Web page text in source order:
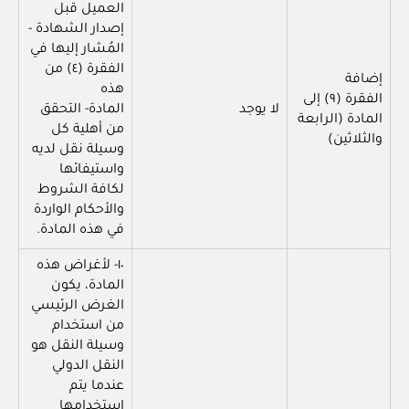
إضافة
الفقرة (٩) إلى
المادة (الرابعة
والثلاثين)
لا يوجد
العميل قبل
إصدار الشهادة -
المُشار إليها في
الفقرة (٤) من
هذه
المادة- التحقق
من أهلية كل
وسيلة نقل لديه
واستيفائها
لكافة الشروط
والأحكام الواردة
في هذه المادة.
١٠- لأغراض هذه
المادة، يكون
الغرض الرئيسي
من استخدام
وسيلة النقل هو
النقل الدولي
عندما يتم